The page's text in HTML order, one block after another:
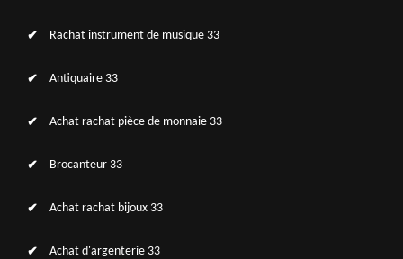
Rachat instrument de musique 33
Antiquaire 33
Achat rachat pièce de monnaie 33
Brocanteur 33
Achat rachat bijoux 33
Achat d'argenterie 33